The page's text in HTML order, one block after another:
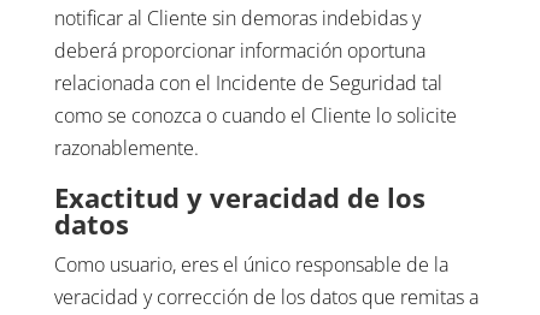
notificar al Cliente sin demoras indebidas y
deberá proporcionar información oportuna
relacionada con el Incidente de Seguridad tal
como se conozca o cuando el Cliente lo solicite
razonablemente.
Exactitud y veracidad de los
datos
Como usuario, eres el único responsable de la
veracidad y corrección de los datos que remitas a